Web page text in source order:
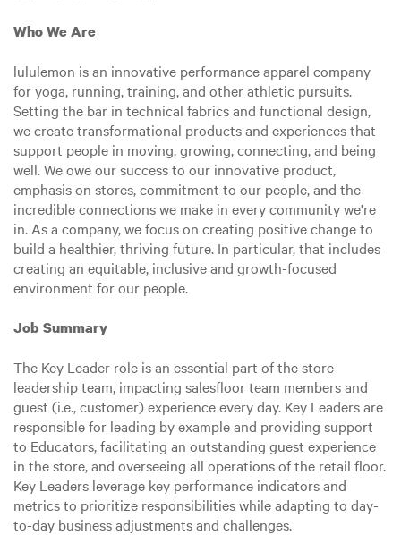
Who We Are
lululemon is an innovative performance apparel company
for yoga, running, training, and other athletic pursuits.
Setting the bar in technical fabrics and functional design,
we create transformational products and experiences that
support people in moving, growing, connecting, and being
well. We owe our success to our innovative product,
emphasis on stores, commitment to our people, and the
incredible connections we make in every community we're
in. As a company, we focus on creating positive change to
build a healthier, thriving future. In particular, that includes
creating an equitable, inclusive and growth-focused
environment for our people.
Job Summary
The Key Leader role is an essential part of the store
leadership team, impacting salesfloor team members and
guest (i.e., customer) experience every day. Key Leaders are
responsible for leading by example and providing support
to Educators, facilitating an outstanding guest experience
in the store, and overseeing all operations of the retail floor.
Key Leaders leverage key performance indicators and
metrics to prioritize responsibilities while adapting to day-
to-day business adjustments and challenges.